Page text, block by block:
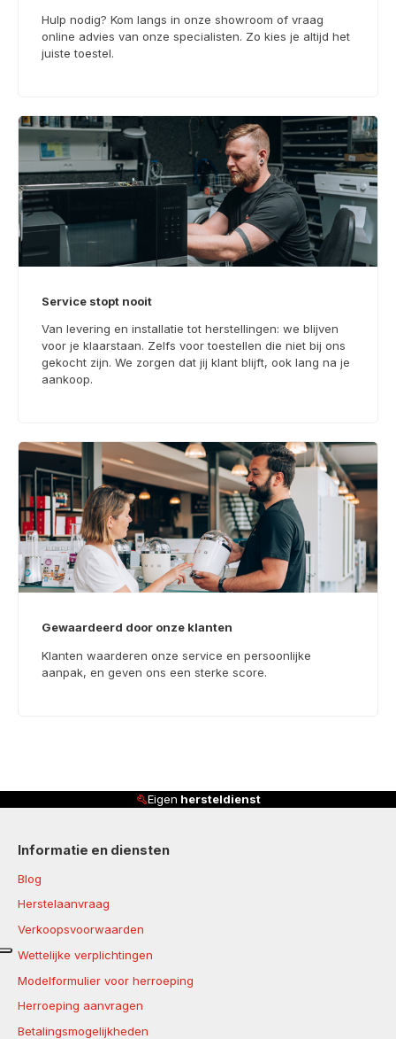
Hulp nodig? Kom langs in onze showroom of vraag
online advies van onze specialisten. Zo kies je altijd het
juiste toestel.
Service stopt nooit
Van levering en installatie tot herstellingen: we blijven
voor je klaarstaan. Zelfs voor toestellen die niet bij ons
gekocht zijn. We zorgen dat jij klant blijft, ook lang na je
aankoop.
Gewaardeerd door onze klanten
Klanten waarderen onze service en persoonlijke
aanpak, en geven ons een sterke score.
Informatie en diensten
Blog
Herstelaanvraag
Verkoopsvoorwaarden
Wettelijke verplichtingen
Modelformulier voor herroeping
Herroeping aanvragen
Betalingsmogelijkheden